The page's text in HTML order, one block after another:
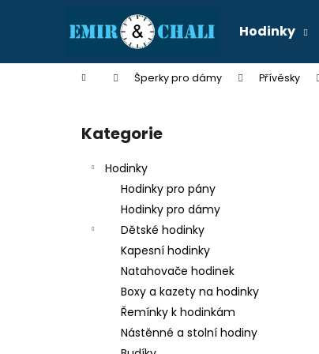
Hodinky
Domů Šperky pro dámy Přívěsky
Přeskočit
kategorie
Kategorie
Hodinky
Hodinky pro pány
Hodinky pro dámy
Dětské hodinky
Kapesní hodinky
Natahovače hodinek
Boxy a kazety na hodinky
Řemínky k hodinkám
Nástěnné a stolní hodiny
í
Zpět
do
Zpět
do